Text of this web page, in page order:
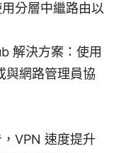
分層中繼路由以
解決方案：使用
與網路管理員協
VPN 速度提升